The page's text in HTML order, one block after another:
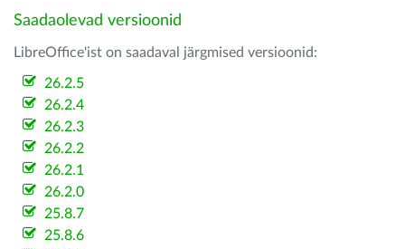
Saadaolevad versioonid
LibreOffice'ist on saadaval järgmised versioonid:
26.2.5
26.2.4
26.2.3
26.2.2
26.2.1
26.2.0
25.8.7
25.8.6